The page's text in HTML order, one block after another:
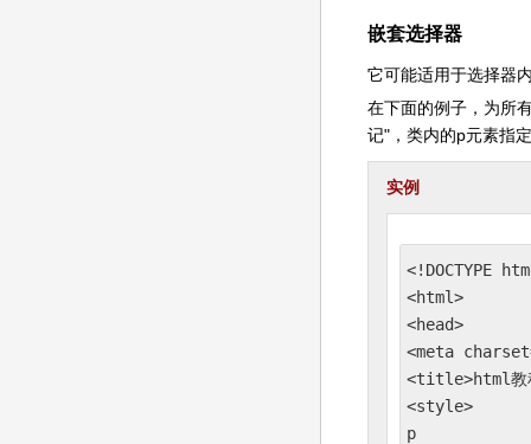
嵌套选择器
它可能适用于选择器
在下面的例子，为所
记"，类内的p元素指
实例
<!DOCTYPE
<html>
<head>
<meta
<title>html
<style>
p